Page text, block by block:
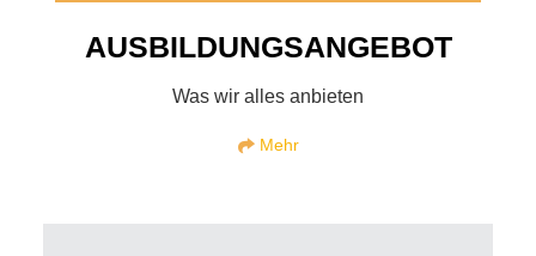
AUSBILDUNGSANGEBOT
Was wir alles anbieten
Mehr